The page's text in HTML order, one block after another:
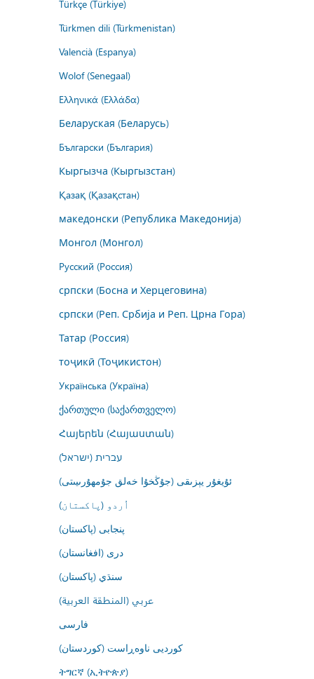
Türkçe (Türkiye)
Türkmen dili (Türkmenistan)
Valencià (Espanya)
Wolof (Senegaal)
Ελληνικά (Ελλάδα)
Беларуская (Беларусь)
Български (България)
Кыргызча (Кыргызстан)
Қазақ (Қазақстан)
македонски (Република Македонија)
Монгол (Монгол)
Русский (Россия)
српски (Босна и Херцеговина)
српски (Реп. Србија и Реп. Црна Гора)
Татар (Россия)
тоҷикӣ (Тоҷикистон)
Українська (Україна)
ქართული (საქართველო)
Հայերեն (Հայաստան)
עברית (ישראל)
ئۇيغۇر يېزىقى (جۇڭخۇا خەلق جۇمھۇرىيىتى)
اُردو (پاکستان)
پنجابی (پاکستان)
درى (افغانستان)
سنڌي (پاکستان)
عربي (المنطقة العربية)
فارسى
کوردیی ناوەڕاست (کوردستان)
ትግርኛ (ኢትዮጵያ)